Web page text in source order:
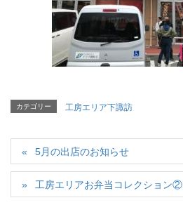
カテゴリー 工房エリア下諏訪
5月の出店のお知らせ
工房エリアお弁当コレクション②